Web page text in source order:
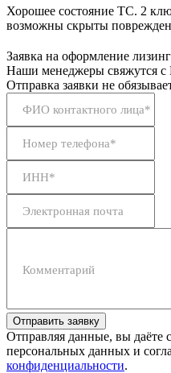
Хорошее состояние ТС. 2
возможны скрыты
Заявка на оформление
Наши менеджеры свяжутся
Отправка заявки не
ФИО контактного лица*
Номер телефона*
ИНН*
Электронная почта
Комментарий
Отправить заявку
Отправляя данные, вы даёте
персональных данных и
конфиденциальности.